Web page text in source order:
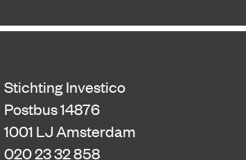
Stichting Investico
Postbus 14876
1001 LJ Amsterdam
020 23 32 858